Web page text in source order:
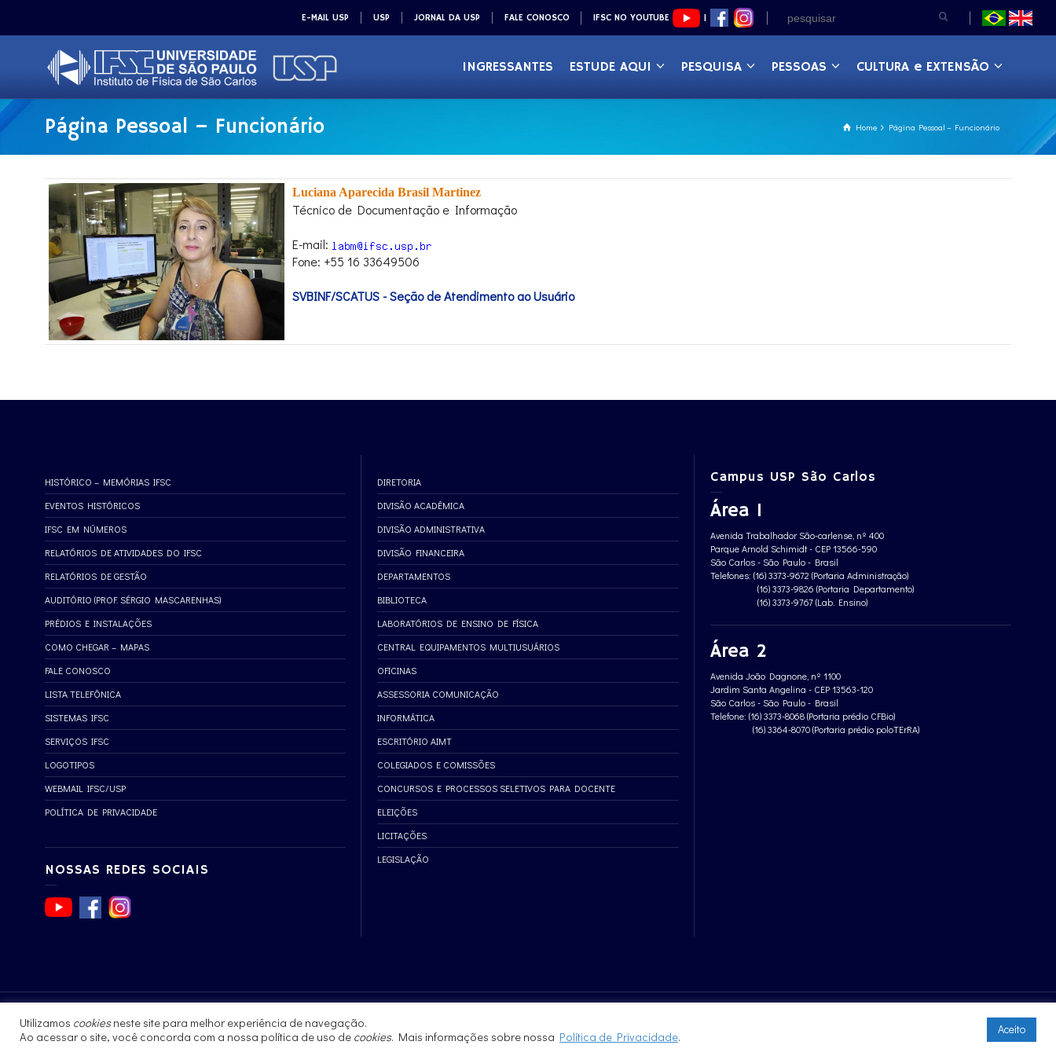
E-MAIL USP USP JORNAL DA USP FALE CONOSCO IFSC NO YOUTUBE |
INGRESSANTES ESTUDE AQUI PESQUISA PESSOAS CULTURA e EXTENSÃO
Home Página Pessoal – Funcionário
Página Pessoal – Funcionário
Luciana Aparecida Brasil Martinez
Técnico de Documentação e Informação
E-mail:
Fone: +55 16 33649506
SVBINF/SCATUS - Seção de Atendimento ao Usuário
HISTÓRICO – MEMÓRIAS IFSC
EVENTOS HISTÓRICOS
IFSC EM NÚMEROS
RELATÓRIOS DE ATIVIDADES DO IFSC
RELATÓRIOS DE GESTÃO
AUDITÓRIO (PROF. SÉRGIO MASCARENHAS)
PRÉDIOS E INSTALAÇÕES
COMO CHEGAR – MAPAS
FALE CONOSCO
LISTA TELEFÔNICA
SISTEMAS IFSC
SERVIÇOS IFSC
LOGOTIPOS
WEBMAIL IFSC/USP
POLÍTICA DE PRIVACIDADE
NOSSAS REDES SOCIAIS
DIRETORIA
DIVISÃO ACADÊMICA
DIVISÃO ADMINISTRATIVA
DIVISÃO FINANCEIRA
DEPARTAMENTOS
BIBLIOTECA
LABORATÓRIOS DE ENSINO DE FÍSICA
CENTRAL EQUIPAMENTOS MULTIUSUÁRIOS
OFICINAS
ASSESSORIA COMUNICAÇÃO
INFORMÁTICA
ESCRITÓRIO AIMT
COLEGIADOS E COMISSÕES
CONCURSOS E PROCESSOS SELETIVOS PARA DOCENTE
ELEIÇÕES
LICITAÇÕES
LEGISLAÇÃO
Campus USP São Carlos
Área 1
Avenida Trabalhador São-carlense, nº 400
Parque Arnold Schimidt - CEP 13566-590
São Carlos - São Paulo - Brasil
Telefones: (16) 3373-9672 (Portaria Administração)
(16) 3373-9826 (Portaria Departamento)
(16) 3373-9767 (Lab. Ensino)
Área 2
Avenida João Dagnone, nº 1100
Jardim Santa Angelina - CEP 13563-120
São Carlos - São Paulo - Brasil
Telefone: (16) 3373-8068 (Portaria prédio CFBio)
(16) 3364-8070 (Portaria prédio poloTErRA)
© 2017 - 2023 | Instituto de Física de São Carlos
Utilizamos cookiesneste site para melhor experiência de navegação.
Ao acessar o site, você concorda com a nossa política de uso de cookies. Mais informações sobre nossa Política de Privacidade. Aceito